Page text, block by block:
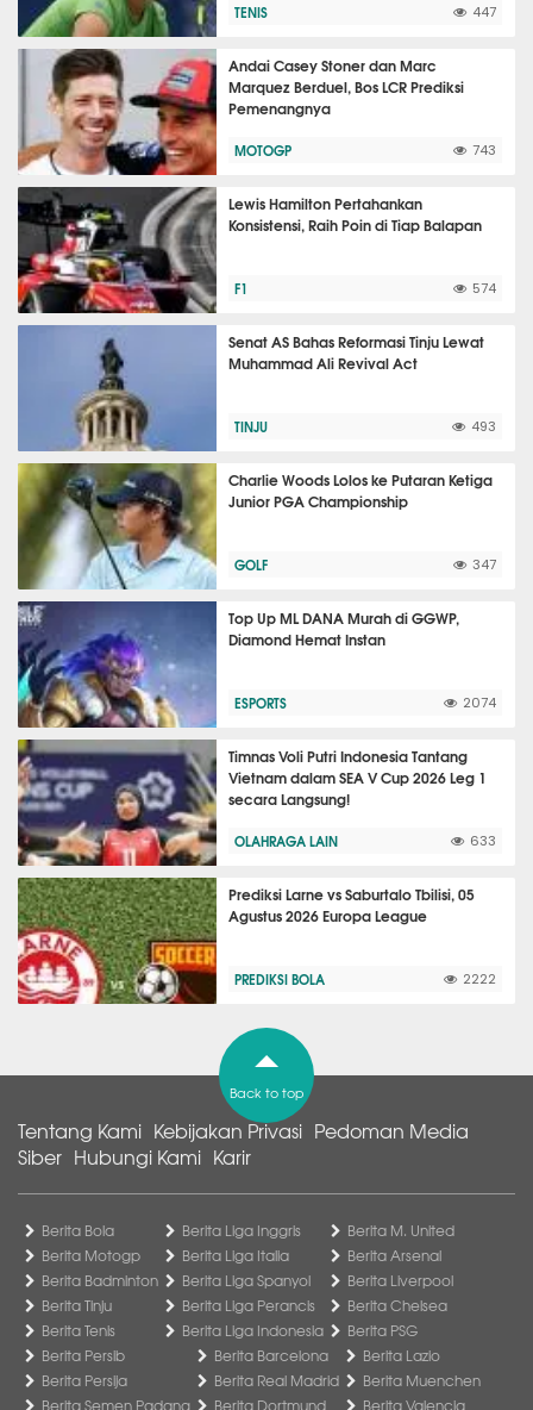
TENIS 447
Andai Casey Stoner dan Marc
Marquez Berduel, Bos LCR Prediksi
Pemenangnya
MOTOGP 743
Lewis Hamilton Pertahankan
Konsistensi, Raih Poin di Tiap Balapan
F1 574
Senat AS Bahas Reformasi Tinju Lewat
Muhammad Ali Revival Act
TINJU 493
Charlie Woods Lolos ke Putaran Ketiga
Junior PGA Championship
GOLF 347
Top Up ML DANA Murah di GGWP,
Diamond Hemat Instan
ESPORTS 2074
Timnas Voli Putri Indonesia Tantang
Vietnam dalam SEA V Cup 2026 Leg 1
secara Langsung!
OLAHRAGA LAIN 633
Prediksi Larne vs Saburtalo Tbilisi, 05
Agustus 2026 Europa League
PREDIKSI BOLA 2222
Back to top
Tentang Kami Kebijakan Privasi Pedoman Media
Siber Hubungi Kami Karir
Berita Bola
Berita Motogp
Berita Badminton
Berita Tinju
Berita Tenis
Berita Liga Inggris
Berita Liga Italia
Berita Liga Spanyol
Berita Liga Perancis
Berita Liga Indonesia
Berita M. United
Berita Arsenal
Berita Liverpool
Berita Chelsea
Berita PSG
Berita Persib
Berita Persija
Berita Semen Padang
Berita Barcelona
Berita Real Madrid
Berita Dortmund
Berita Lazio
Berita Muenchen
Berita Valencia